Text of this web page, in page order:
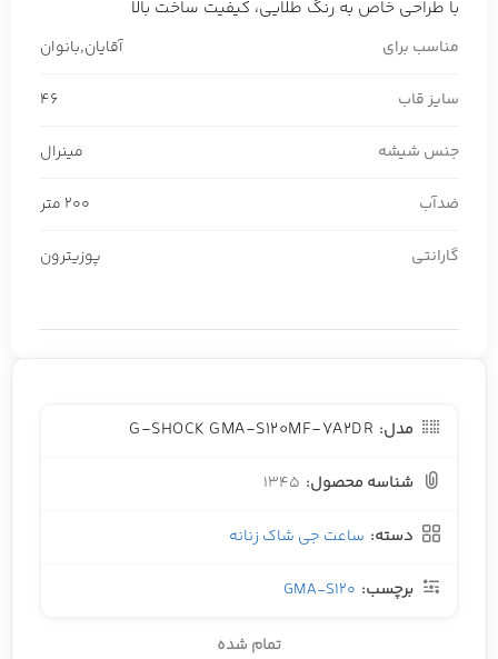
با طراحی خاص به رنگ طلایی، کیفیت ساخت بالا
مناسب برای آقایان,بانوان
سایز قاب 46
جنس شیشه مینرال
ضدآب 200 متر
گارانتی پوزیترون
مدل: G-SHOCK GMA-S120MF-7A2DR
شناسه محصول: 1345
دسته: ساعت جی شاک زنانه
برچسب: GMA-S120
تمام شده